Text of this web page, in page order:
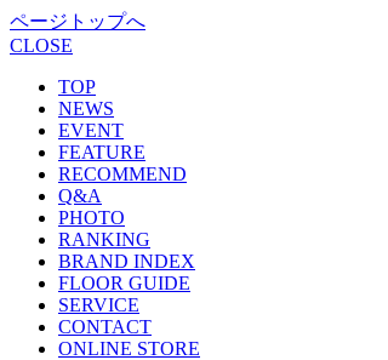
ページトップへ
CLOSE
TOP
NEWS
EVENT
FEATURE
RECOMMEND
Q&A
PHOTO
RANKING
BRAND INDEX
FLOOR GUIDE
SERVICE
CONTACT
ONLINE STORE